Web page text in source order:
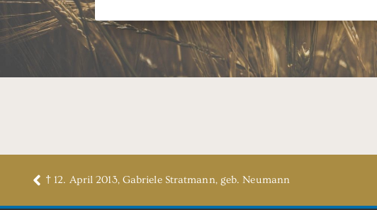
† 12. April 2013, Gabriele Stratmann, geb. Neumann